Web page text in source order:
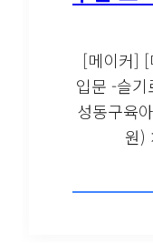
[메이커] [
입문 -슬
성동구육
원)